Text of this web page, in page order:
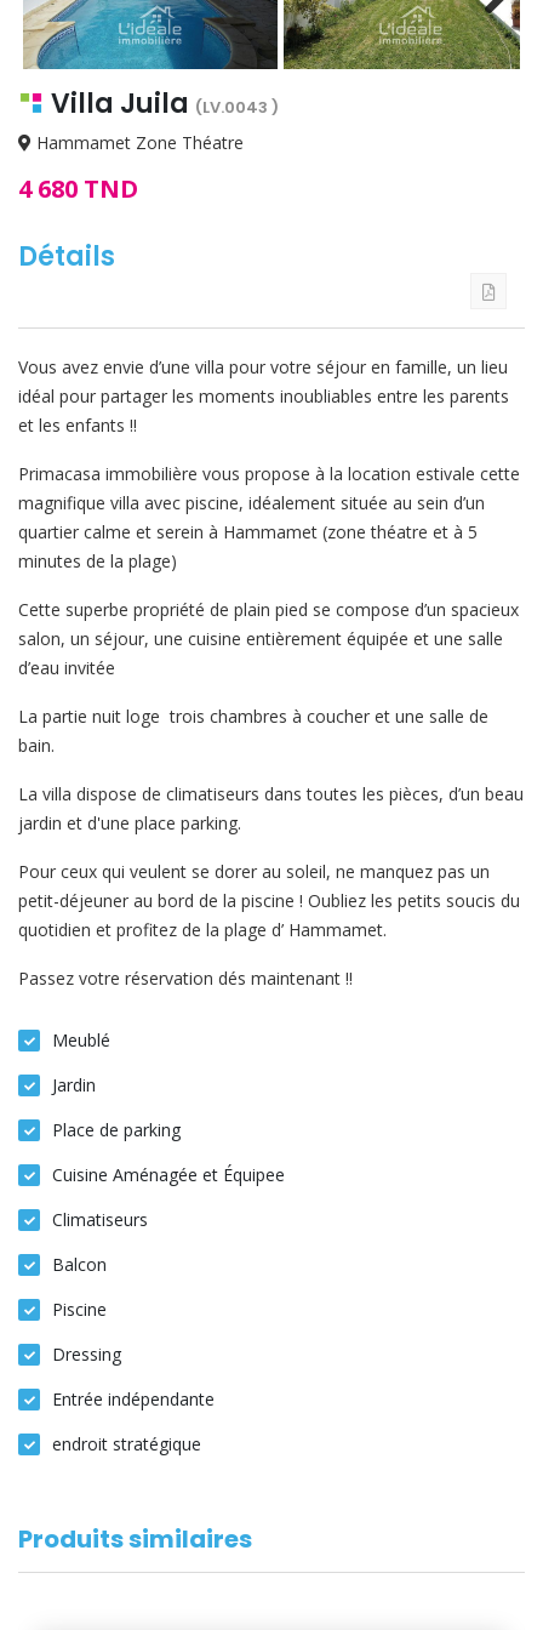
Next
Villa Juila (LV.0043 )
Hammamet Zone Théatre
4 680 TND
Détails
Vous avez envie d’une villa pour votre séjour en famille, un lieu
idéal pour partager les moments inoubliables entre les parents
et les enfants !!
Primacasa immobilière vous propose à la location estivale cette
magnifique villa avec piscine, idéalement située au sein d’un
quartier calme et serein à Hammamet (zone théatre et à 5
minutes de la plage)
Cette superbe propriété de plain pied se compose d’un spacieux
salon, un séjour, une cuisine entièrement équipée et une salle
d’eau invitée
La partie nuit loge trois chambres à coucher et une salle de
bain.
La villa dispose de climatiseurs dans toutes les pièces, d’un beau
jardin et d'une place parking.
Pour ceux qui veulent se dorer au soleil, ne manquez pas un
petit-déjeuner au bord de la piscine ! Oubliez les petits soucis du
quotidien et profitez de la plage d’ Hammamet.
Passez votre réservation dés maintenant !!
Meublé
Jardin
Place de parking
Cuisine Aménagée et Équipee
Climatiseurs
Balcon
Piscine
Dressing
Entrée indépendante
endroit stratégique
Produits similaires